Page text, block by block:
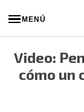
MENÚ
Video:
cómo un